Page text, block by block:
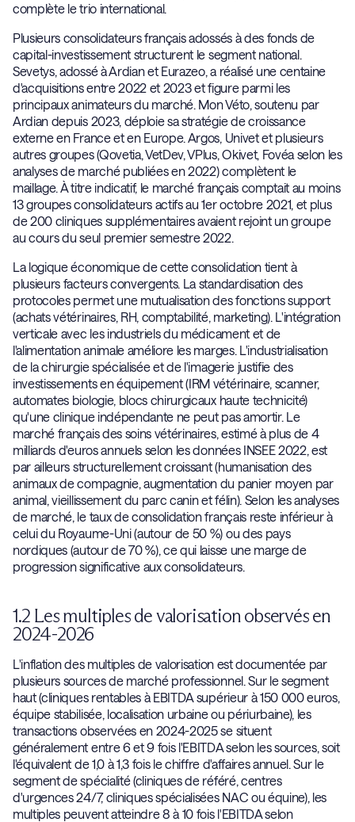
complète le trio international.
Plusieurs consolidateurs français adossés à des fonds de
capital-investissement structurent le segment national.
Sevetys, adossé à Ardian et Eurazeo, a réalisé une centaine
d'acquisitions entre 2022 et 2023 et figure parmi les
principaux animateurs du marché. Mon Véto, soutenu par
Ardian depuis 2023, déploie sa stratégie de croissance
externe en France et en Europe. Argos, Univet et plusieurs
autres groupes (Qovetia, VetDev, VPlus, Okivet, Fovéa selon les
analyses de marché publiées en 2022) complètent le
maillage. À titre indicatif, le marché français comptait au moins
13 groupes consolidateurs actifs au 1er octobre 2021, et plus
de 200 cliniques supplémentaires avaient rejoint un groupe
au cours du seul premier semestre 2022.
La logique économique de cette consolidation tient à
plusieurs facteurs convergents. La standardisation des
protocoles permet une mutualisation des fonctions support
(achats vétérinaires, RH, comptabilité, marketing). L'intégration
verticale avec les industriels du médicament et de
l'alimentation animale améliore les marges. L'industrialisation
de la chirurgie spécialisée et de l'imagerie justifie des
investissements en équipement (IRM vétérinaire, scanner,
automates biologie, blocs chirurgicaux haute technicité)
qu'une clinique indépendante ne peut pas amortir. Le
marché français des soins vétérinaires, estimé à plus de 4
milliards d'euros annuels selon les données INSEE 2022, est
par ailleurs structurellement croissant (humanisation des
animaux de compagnie, augmentation du panier moyen par
animal, vieillissement du parc canin et félin). Selon les analyses
de marché, le taux de consolidation français reste inférieur à
celui du Royaume-Uni (autour de 50 %) ou des pays
nordiques (autour de 70 %), ce qui laisse une marge de
progression significative aux consolidateurs.
1.2 Les multiples de valorisation observés en
2024-2026
L'inflation des multiples de valorisation est documentée par
plusieurs sources de marché professionnel. Sur le segment
haut (cliniques rentables à EBITDA supérieur à 150 000 euros,
équipe stabilisée, localisation urbaine ou périurbaine), les
transactions observées en 2024-2025 se situent
généralement entre 6 et 9 fois l'EBITDA selon les sources, soit
l'équivalent de 1,0 à 1,3 fois le chiffre d'affaires annuel. Sur le
segment de spécialité (cliniques de référé, centres
d'urgences 24/7, cliniques spécialisées NAC ou équine), les
multiples peuvent atteindre 8 à 10 fois l'EBITDA selon